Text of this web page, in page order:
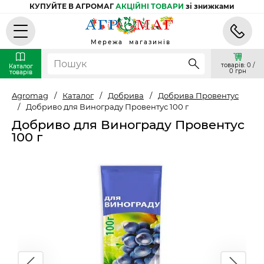
КУПУЙТЕ В АГРОМАГ АКЦІЙНІ ТОВАРИ зі знижками
Мережа магазинів
Каталог
товарів
товарів: 0 /
0 грн
Agromag / Каталог / Добрива /
Добрива Провентус
/
Добриво для Винограду Провентус 100 г
Добриво для Винограду Провентус
100 г